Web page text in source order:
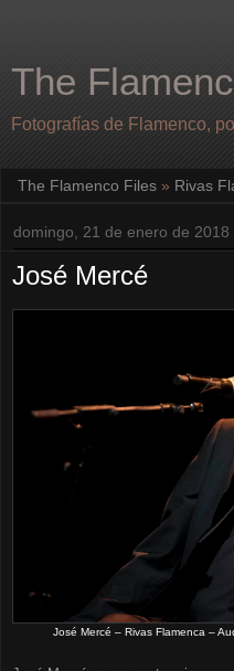
The
Fotografías de Flamenco,
The Flamenco Files » Rivas
domingo, 21 de enero de 2018
José Mercé
José Mercé – Rivas Flamenca –